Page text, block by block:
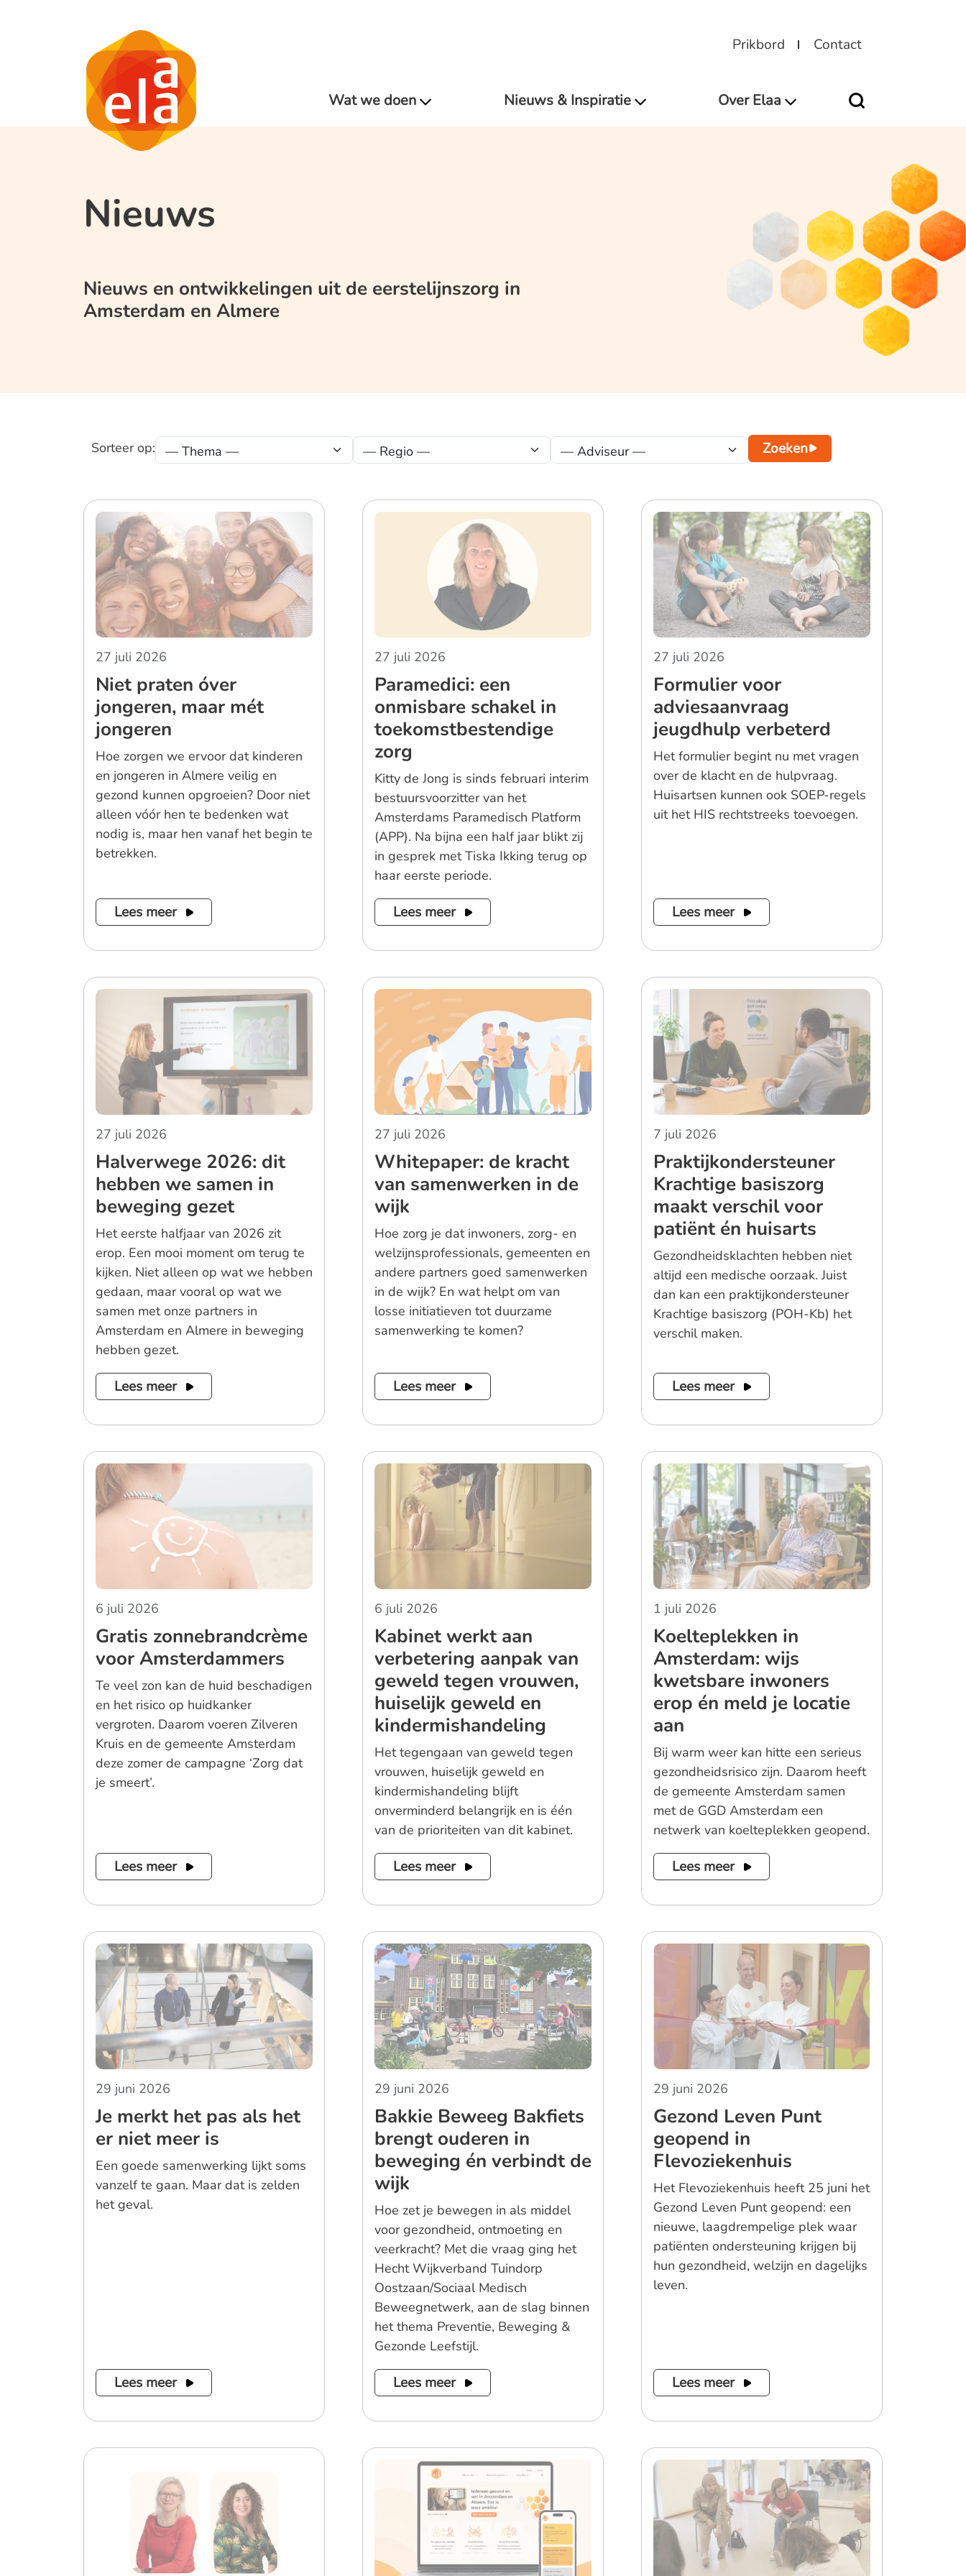
Prikbord Contact
Wat we doen Nieuws & Inspiratie Over Elaa
Nieuws
Nieuws en ontwikkelingen uit de eerstelijnszorg in
Amsterdam en Almere
Sorteer op: Zoeken
27 juli 2026
Niet praten óver
jongeren, maar mét
jongeren
Hoe zorgen we ervoor dat kinderen
en jongeren in Almere veilig en
gezond kunnen opgroeien? Door niet
alleen vóór hen te bedenken wat
nodig is, maar hen vanaf het begin te
betrekken.
Lees meer
27 juli 2026
Paramedici: een
onmisbare schakel in
toekomstbestendige
zorg
Kitty de Jong is sinds februari interim
bestuursvoorzitter van het
Amsterdams Paramedisch Platform
(APP). Na bijna een half jaar blikt zij
in gesprek met Tiska Ikking terug op
haar eerste periode.
Lees meer
27 juli 2026
Formulier voor
adviesaanvraag
jeugdhulp verbeterd
Het formulier begint nu met vragen
over de klacht en de hulpvraag.
Huisartsen kunnen ook SOEP-regels
uit het HIS rechtstreeks toevoegen.
Lees meer
27 juli 2026
Halverwege 2026: dit
hebben we samen in
beweging gezet
Het eerste halfjaar van 2026 zit
erop. Een mooi moment om terug te
kijken. Niet alleen op wat we hebben
gedaan, maar vooral op wat we
samen met onze partners in
Amsterdam en Almere in beweging
hebben gezet.
Lees meer
27 juli 2026
Whitepaper: de kracht
van samenwerken in de
wijk
Hoe zorg je dat inwoners, zorg- en
welzijnsprofessionals, gemeenten en
andere partners goed samenwerken
in de wijk? En wat helpt om van
losse initiatieven tot duurzame
samenwerking te komen?
Lees meer
7 juli 2026
Praktijkondersteuner
Krachtige basiszorg
maakt verschil voor
patiënt én huisarts
Gezondheidsklachten hebben niet
altijd een medische oorzaak. Juist
dan kan een praktijkondersteuner
Krachtige basiszorg (POH-Kb) het
verschil maken.
Lees meer
6 juli 2026
Gratis zonnebrandcrème
voor Amsterdammers
Te veel zon kan de huid beschadigen
en het risico op huidkanker
vergroten. Daarom voeren Zilveren
Kruis en de gemeente Amsterdam
deze zomer de campagne ‘Zorg dat
je smeert’.
Lees meer
6 juli 2026
Kabinet werkt aan
verbetering aanpak van
geweld tegen vrouwen,
huiselijk geweld en
kindermishandeling
Het tegengaan van geweld tegen
vrouwen, huiselijk geweld en
kindermishandeling blijft
onverminderd belangrijk en is één
van de prioriteiten van dit kabinet.
Lees meer
1 juli 2026
Koelteplekken in
Amsterdam: wijs
kwetsbare inwoners
erop én meld je locatie
aan
Bij warm weer kan hitte een serieus
gezondheidsrisico zijn. Daarom heeft
de gemeente Amsterdam samen
met de GGD Amsterdam een
netwerk van koelteplekken geopend.
Lees meer
29 juni 2026
Je merkt het pas als het
er niet meer is
Een goede samenwerking lijkt soms
vanzelf te gaan. Maar dat is zelden
het geval.
Lees meer
29 juni 2026
Bakkie Beweeg Bakfiets
brengt ouderen in
beweging én verbindt de
wijk
Hoe zet je bewegen in als middel
voor gezondheid, ontmoeting en
veerkracht? Met die vraag ging het
Hecht Wijkverband Tuindorp
Oostzaan/Sociaal Medisch
Beweegnetwerk, aan de slag binnen
het thema Preventie, Beweging &
Gezonde Leefstijl.
Lees meer
29 juni 2026
Gezond Leven Punt
geopend in
Flevoziekenhuis
Het Flevoziekenhuis heeft 25 juni het
Gezond Leven Punt geopend: een
nieuwe, laagdrempelige plek waar
patiënten ondersteuning krijgen bij
hun gezondheid, welzijn en dagelijks
leven.
Lees meer